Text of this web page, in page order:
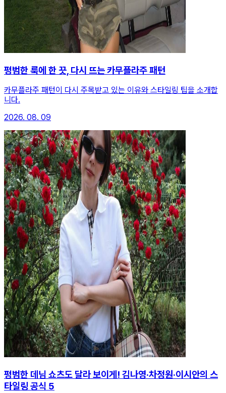
평범한 룩에 한 끗, 다시 뜨는 카무플라주 패턴
카무플라주 패턴이 다시 주목받고 있는 이유와 스타일링 팁을 소개합
니다.
2026. 08. 09
평범한 데님 쇼츠도 달라 보이게! 김나영·차정원·이시안의 스
타일링 공식 5